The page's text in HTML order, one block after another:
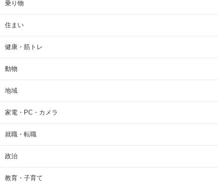
乗り物
住まい
健康・筋トレ
動物
地域
家電・PC・カメラ
就職・転職
政治
教育・子育て